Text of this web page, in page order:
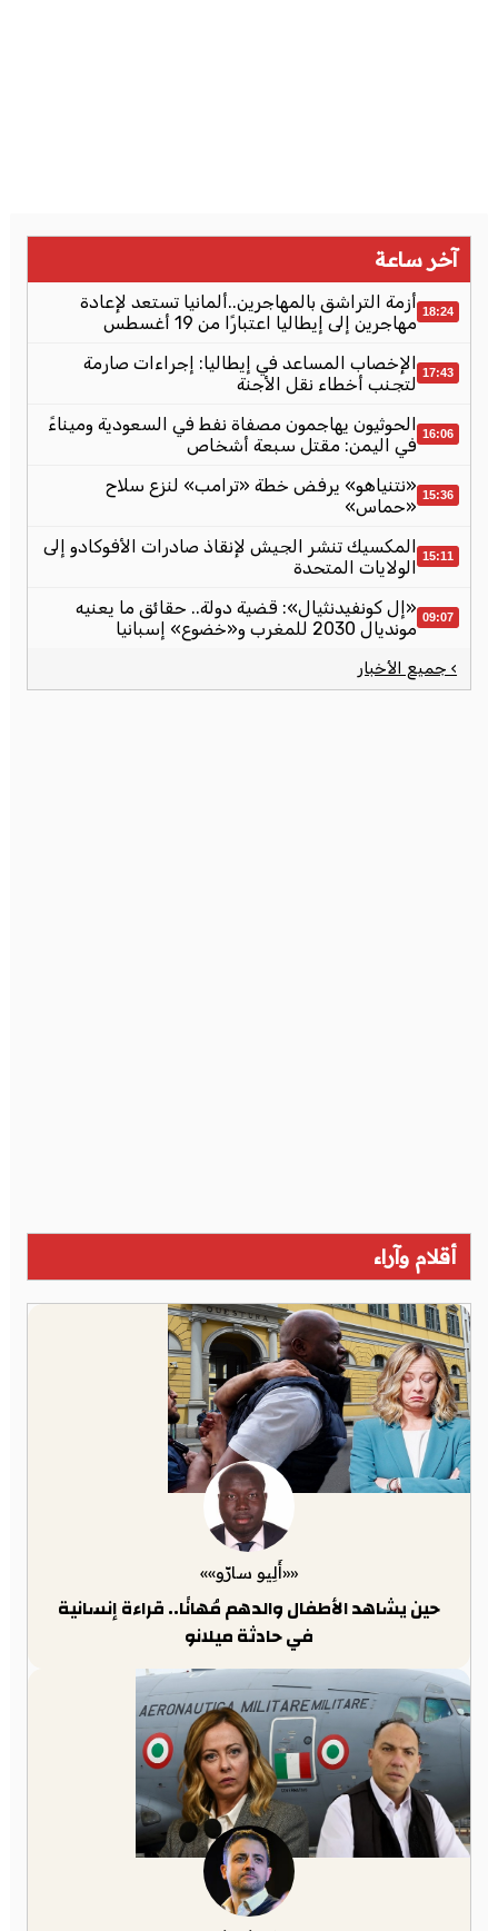
آخر ساعة
18:24 أزمة التراشق بالمهاجرين..ألمانيا تستعد لإعادة
مهاجرين إلى إيطاليا اعتبارًا من 19 أغسطس
17:43 الإخصاب المساعد في إيطاليا: إجراءات صارمة
لتجنب أخطاء نقل الأجنة
16:06 الحوثيون يهاجمون مصفاة نفط في السعودية وميناءً
في اليمن: مقتل سبعة أشخاص
15:36 «نتنياهو» يرفض خطة «ترامب» لنزع سلاح
«حماس»
15:11 المكسيك تنشر الجيش لإنقاذ صادرات الأفوكادو إلى
الولايات المتحدة
09:07 «إل كونفيدنثيال»: قضية دولة.. حقائق ما يعنيه
مونديال 2030 للمغرب و«خضوع» إسبانيا
› جميع الأخبار
أقلام وآراء
««أَلِيو سارّو»»
حين يشاهد الأطفال والدهم مُهانًا.. قراءة إنسانية
في حادثة ميلانو